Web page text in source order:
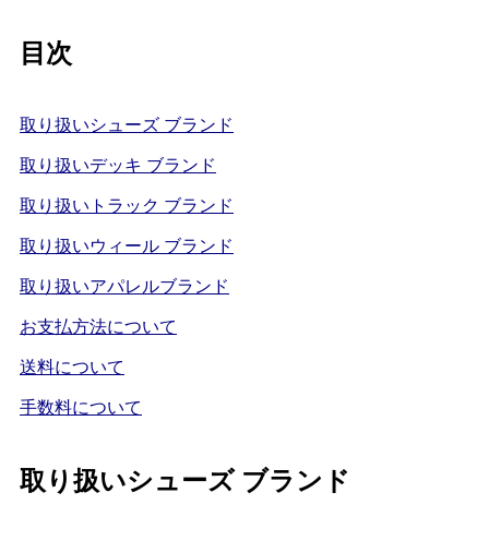
目次
取り扱いシューズ ブランド
取り扱いデッキ ブランド
取り扱いトラック ブランド
取り扱いウィール ブランド
取り扱いアパレルブランド
お支払方法について
送料について
手数料について
取り扱いシューズ ブランド